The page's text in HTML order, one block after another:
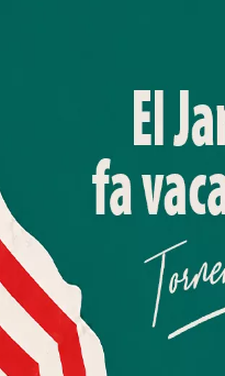
, envoltada d’una zona
està protegida
fruit d’una reconstrucció
del panet Sant Antoni Abat
el seu acord, nosaltres fem
similars per
dades personals com
Pot retirar el seu
de dades basat en
moment fent clic a
Política de privacitat en
dones el teu
Més informació
l’usuari crea un compte al
consentiment explícit per
informatives relacionades
consentiment pot ser revocat
l’enllaç de baixa